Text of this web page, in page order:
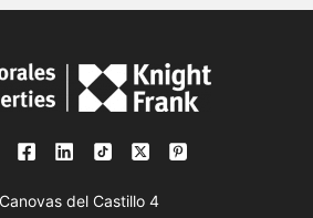
del Castillo 4